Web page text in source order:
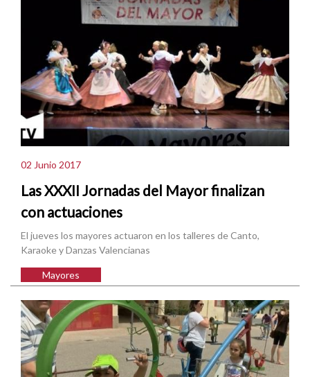
02 Junio 2017
Las XXXII Jornadas del Mayor finalizan
con actuaciones
El jueves los mayores actuaron en los talleres de Canto,
Karaoke y Danzas Valencianas
Mayores